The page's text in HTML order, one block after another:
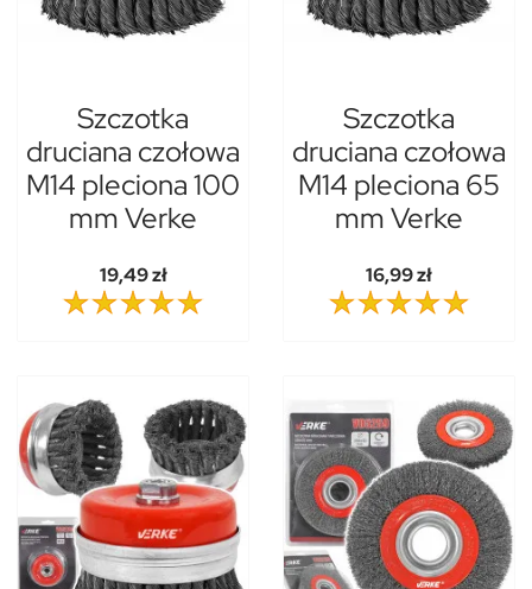
Szczotka
druciana czołowa
M14 pleciona 100
mm Verke
19,49 zł
Szczotka
druciana czołowa
M14 pleciona 65
mm Verke
16,99 zł